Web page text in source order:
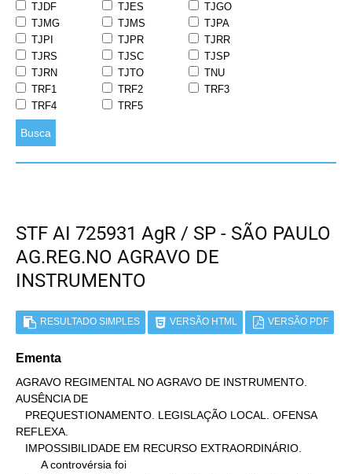
TJDF
TJES
TJGO
TJMG
TJMS
TJPA
TJPI
TJPR
TJRR
TJRS
TJSC
TJSP
TJRN
TJTO
TNU
TRF1
TRF2
TRF3
TRF4
TRF5
Busca
STF AI 725931 AgR / SP - SÃO PAULO
AG.REG.NO AGRAVO DE
INSTRUMENTO
RESULTADO SIMPLES VERSÃO HTML VERSÃO PDF
Ementa
AGRAVO REGIMENTAL NO AGRAVO DE INSTRUMENTO.
AUSÊNCIA DE
REFLEXA.